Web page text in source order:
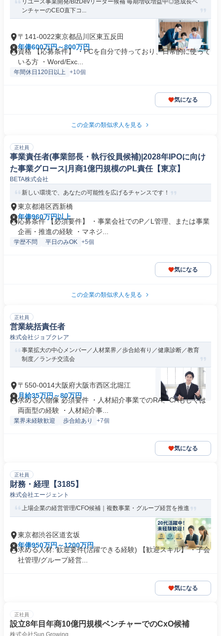
リユース事業開発/BizDevリーダー候補 毎期増収増益中◎急成長ベ
ンチャーのCEO直下コ...
〒141-0022東京都品川区東五反田
年俸600万円～800万円
資格 【応募条件】 ・PCを自分で持っており、日常的に使って
いる方 ・Word/Exc...
年間休日120日以上 +10個
気になる
この企業の類似求人を見る
正社員
事業責任者(事業部長・執行役員候補)|2028年IPOに向け
た事業グロース|月商1億円規模のPL責任【東京】
BETA株式会社
新しい環境で、あなたの可能性を広げるチャンスです！
東京都港区西新橋
年俸960万円以上
応募条件 【必須要件】 ・事業会社でのP／L管理、または事業
企画・推進の経験 ・マネジ...
学歴不問 平日のみOK +5個
気になる
この企業の類似求人を見る
正社員
営業統括責任者
株式会社ジョブクレア
事業拡大の中心メンバー／人材業界／歩合給有り／健康診断／教育
制度／ランチ交流会
〒550-0014大阪府大阪市西区北堀江
月給35万円～80万円
求める人物像 必須要件 ・人材紹介事業でのRA、CAもしくは
両面型の経験 ・人材紹介事...
業界未経験歓迎 歩合給あり +7個
気になる
正社員
財務・経理【3185】
株式会社エージェント
上場企業の経営管理/CFO候補｜複数事業・グループ経営を推進
東京都渋谷区道玄坂
年俸950万円～1200万円
求める人材: 歓迎要件(活躍できる経験) 【歓迎スキル】 ・子会
社管理/グループ経営...
気になる
正社員
設立8年目年商10億円規模ベンチャーでのCxO候補
株式会社Sun Growing